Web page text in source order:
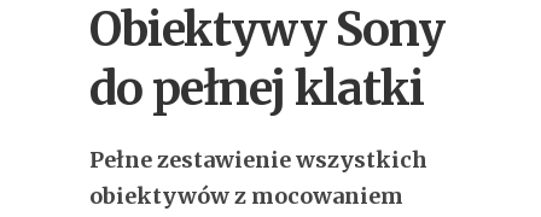
Obiektywy Sony
do pełnej klatki
Pełne zestawienie wszystkich
obiektywów z mocowaniem